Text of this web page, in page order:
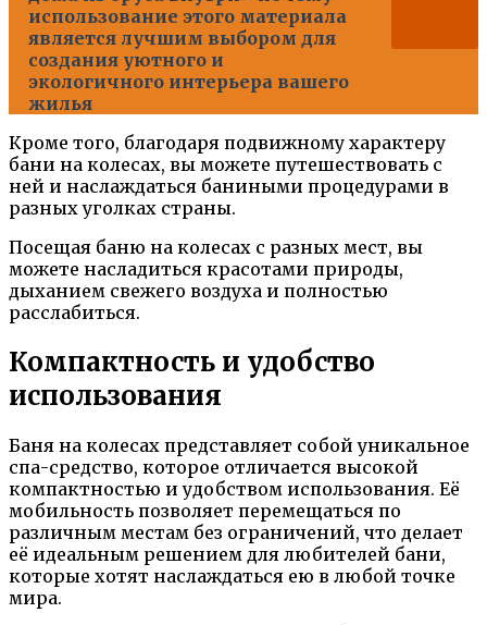
использование этого материала
является лучшим выбором для
создания уютного и
экологичного интерьера вашего
жилья
Кроме того, благодаря подвижному характеру
бани на колесах, вы можете путешествовать с
ней и наслаждаться баниными процедурами в
разных уголках страны.
Посещая баню на колесах с разных мест, вы
можете насладиться красотами природы,
дыханием свежего воздуха и полностью
расслабиться.
Компактность и удобство
использования
Баня на колесах представляет собой уникальное
спа-средство, которое отличается высокой
компактностью и удобством использования. Её
мобильность позволяет перемещаться по
различным местам без ограничений, что делает
её идеальным решением для любителей бани,
которые хотят наслаждаться ею в любой точке
мира.